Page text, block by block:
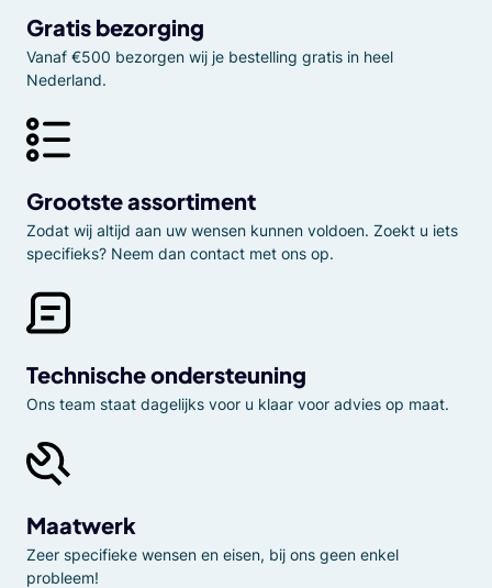
Gratis bezorging
Vanaf €500 bezorgen wij je bestelling gratis in heel
Nederland.
Grootste assortiment
Zodat wij altijd aan uw wensen kunnen voldoen. Zoekt u iets
specifieks? Neem dan contact met ons op.
Technische ondersteuning
Ons team staat dagelijks voor u klaar voor advies op maat.
Maatwerk
Zeer specifieke wensen en eisen, bij ons geen enkel
probleem!